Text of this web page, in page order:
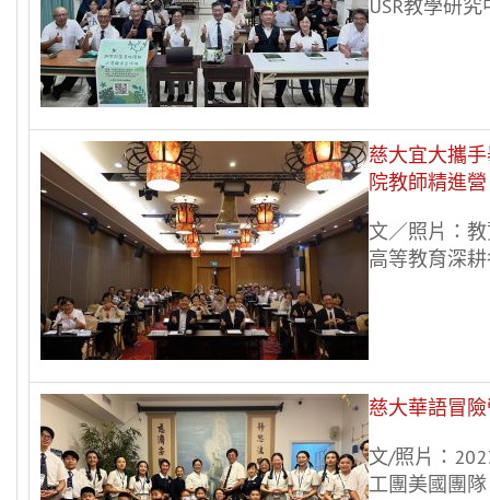
USR教學研
慈大宜大攜
院教師精進營
文／照片：
高等教育深
慈大華語冒
文/照片：
工團美國團